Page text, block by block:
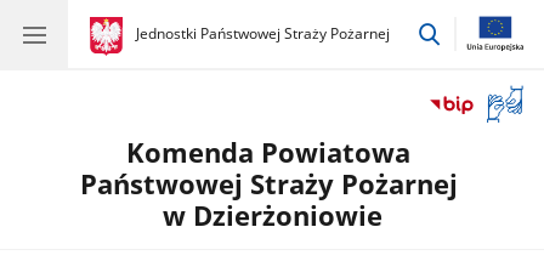
gov.pl
Jednostki Państwowej Straży Pożarnej
gov.pl
Jednostki
przejdź
okno
Komenda Powiatowa
Państwowej Straży Pożarnej
w Dzierżoniowie